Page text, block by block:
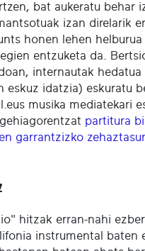
bat aukeratu behar
izan direlarik
honen lehen
entzuketa da.
internautak
eskuz idatzia) eskuratu
musika mediatekari
partitura
garrantzizko
hitzak erran-nahi
instrumental baten